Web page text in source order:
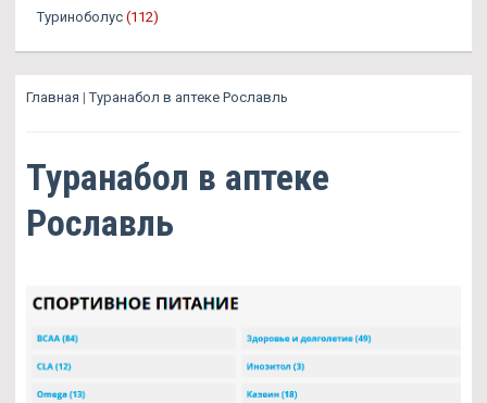
Туриноболус (112)
Главная |Туранабол в аптеке Рославль
Туранабол в аптеке
Рославль